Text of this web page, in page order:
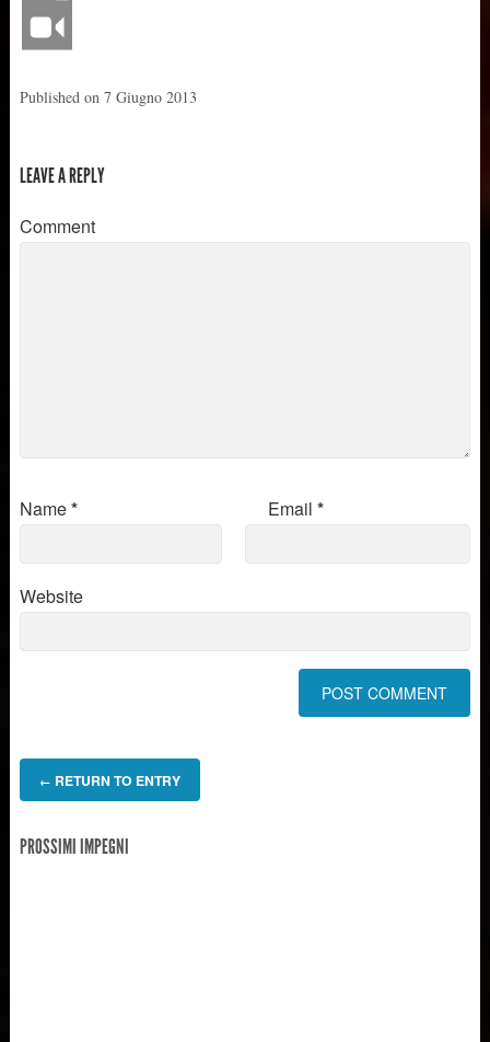
Published on 7 Giugno 2013
LEAVE A REPLY
Comment
Name* Email *
Website
← RETURN TO ENTRY
PROSSIMI IMPEGNI